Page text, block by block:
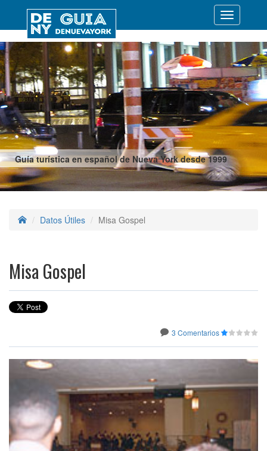
Guía turística en español de Nueva York desde 1999
Desplegar
Datos Útiles Misa Gospel
Misa Gospel
3 Comentarios